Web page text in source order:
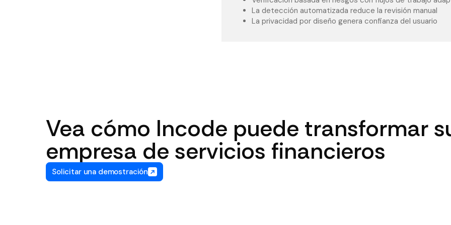
La detección automatizada reduce la revisión manual
La privacidad por diseño genera confianza del usuario
Vea cómo Incode puede transformar
empresa de servicios financieros
Solicitar una demostración